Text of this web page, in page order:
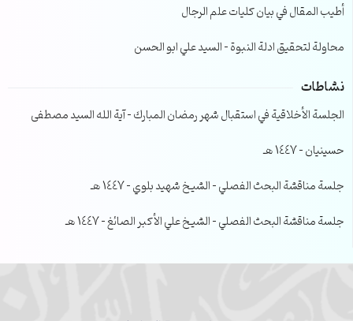
أطيب المقال في بيان كليات علم الرجال
محاولة لتحقيق ادلة النبوة – السيد علي ابو الحسن
نشاطات
الجلسة الأخلاقية في استقبال شهر رمضان المبارك – آية الله السيد مصطفى
حسينيان – 1447 هـ
جلسة مناقشة البحث الفصلي – الشيخ شهيد بلوي – 1447 هـ
جلسة مناقشة البحث الفصلي – الشيخ علي الأكبر الصائغ – 1447 هـ